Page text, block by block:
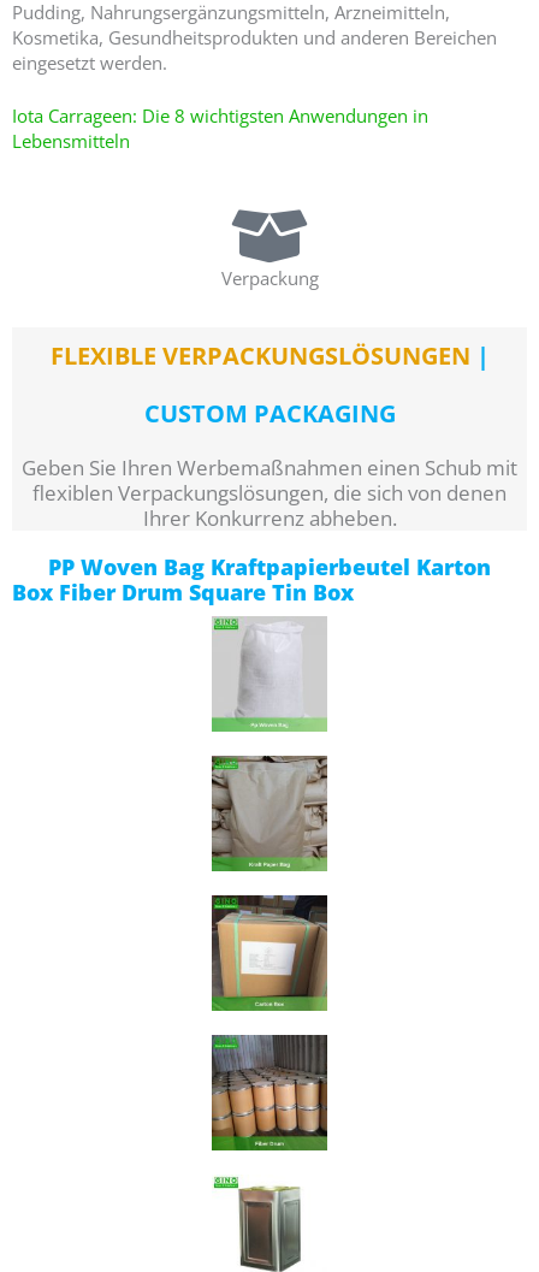
Pudding, Nahrungsergänzungsmitteln, Arzneimitteln,
Kosmetika, Gesundheitsprodukten und anderen Bereichen
eingesetzt werden.
Iota Carrageen: Die 8 wichtigsten Anwendungen in
Lebensmitteln
Verpackung
FLEXIBLE VERPACKUNGSLÖSUNGEN |
CUSTOM PACKAGING
Geben Sie Ihren Werbemaßnahmen einen Schub mit
flexiblen Verpackungslösungen, die sich von denen
Ihrer Konkurrenz abheben.
PP Woven Bag Kraftpapierbeutel Karton
Box Fiber Drum Square Tin Box